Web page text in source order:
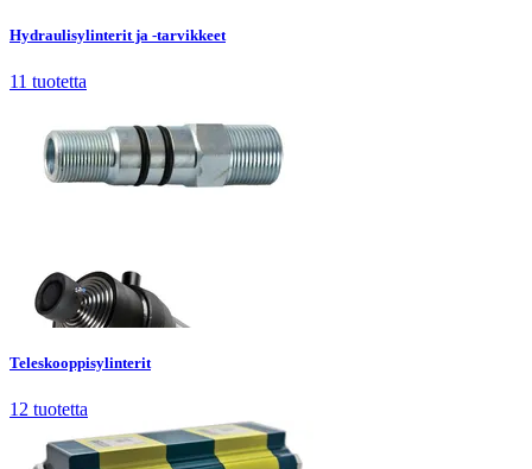
Hydraulisylinterit ja -tarvikkeet
11 tuotetta
Teleskooppisylinterit12
Teleskooppisylinterit
12 tuotetta